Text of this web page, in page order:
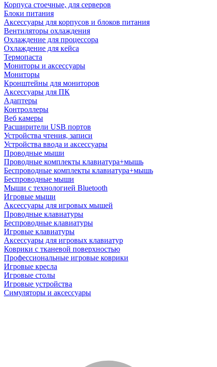
Корпуса стоечные, для серверов
Блоки питания
Аксессуары для корпусов и блоков питания
Вентиляторы охлаждения
Охлаждение для процессора
Охлаждение для кейса
Термопаста
Мониторы и аксессуары
Мониторы
Кронштейны для мониторов
Аксессуары для ПК
Адаптеры
Контроллеры
Веб камеры
Расширители USB портов
Устройства чтения, записи
Устройства ввода и аксессуары
Проводные мыши
Проводные комплекты клавиатура+мышь
Беспроводные комплекты клавиатура+мышь
Беспроводные мыши
Мыши с технологией Bluetooth
Игровые мыши
Аксессуары для игровых мышей
Проводные клавиатуры
Беспроводные клавиатуры
Игровые клавиатуры
Аксессуары для игровых клавиатур
Коврики с тканевой поверхностью
Профессиональные игровые коврики
Игровые кресла
Игровые столы
Игровые устройства
Симуляторы и аксессуары